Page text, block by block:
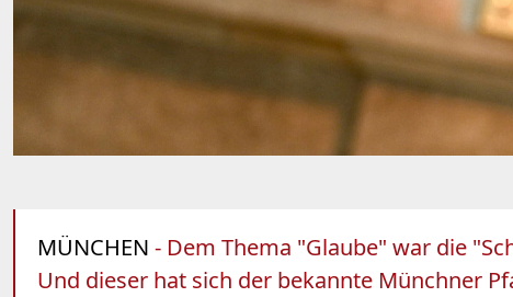
MÜNCHEN - Dem Thema "Glaube" war die
Und dieser hat sich der bekannte Münchner